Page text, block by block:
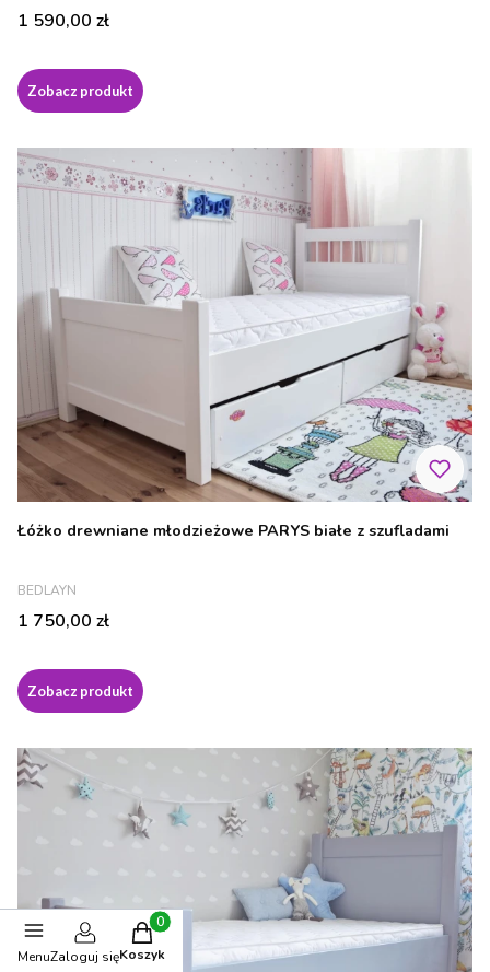
Cena
1 590,00 zł
Zobacz produkt
Łóżko drewniane młodzieżowe PARYS białe z szufladami
PRODUCENT
BEDLAYN
Cena
1 750,00 zł
Zobacz produkt
MenuZaloguj się
Produkty w koszyku: 0. Zobacz szczegóły
Koszyk